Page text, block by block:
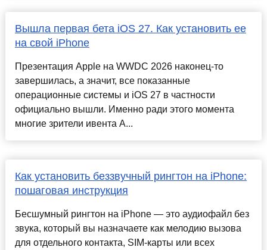
Вышла первая бета iOS 27. Как установить ее
на свой iPhone
Презентация Apple на WWDC 2026 наконец-то
завершилась, а значит, все показанные
операционные системы и iOS 27 в частности
официально вышли. Именно ради этого момента
многие зрители ивента A...
Как установить беззвучный рингтон на iPhone:
пошаговая инструкция
Бесшумный рингтон на iPhone — это аудиофайл без
звука, который вы назначаете как мелодию вызова
для отдельного контакта, SIM-карты или всех